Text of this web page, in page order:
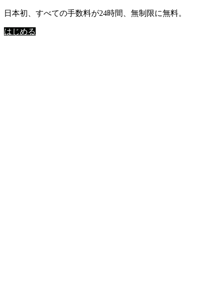
日本初、すべての手数料が24時間、無制限に無料。
はじめる